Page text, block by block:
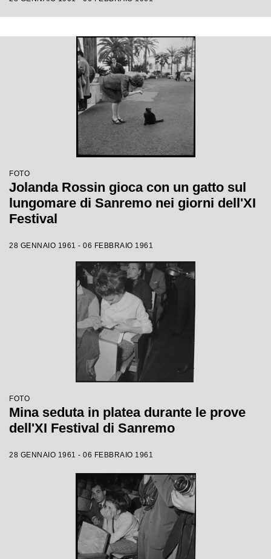
FOTO
Jolanda Rossin gioca con un gatto sul
lungomare di Sanremo nei giorni dell'XI
Festival
28 GENNAIO 1961 - 06 FEBBRAIO 1961
FOTO
Mina seduta in platea durante le prove
dell'XI Festival di Sanremo
28 GENNAIO 1961 - 06 FEBBRAIO 1961